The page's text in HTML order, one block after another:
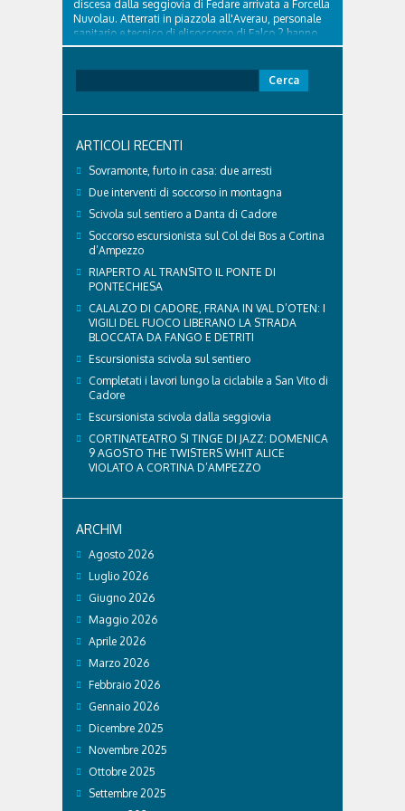
discesa dalla seggiovia di Fedare arrivata a Forcella
Nuvolau. Atterrati in piazzola all'Averau, personale
sanitario e tecnico di elisoccorso di Falco 2 hanno
raggiunto il 74enne di Teolo...
per:
ARTICOLI RECENTI
Sovramonte, furto in casa: due arresti
Due interventi di soccorso in montagna
Scivola sul sentiero a Danta di Cadore
Soccorso escursionista sul Col dei Bos a Cortina
d’Ampezzo
RIAPERTO AL TRANSITO IL PONTE DI
PONTECHIESA
CALALZO DI CADORE, FRANA IN VAL D’OTEN: I
VIGILI DEL FUOCO LIBERANO LA STRADA
BLOCCATA DA FANGO E DETRITI
Escursionista scivola sul sentiero
Completati i lavori lungo la ciclabile a San Vito di
Cadore
Escursionista scivola dalla seggiovia
CORTINATEATRO SI TINGE DI JAZZ: DOMENICA
9 AGOSTO THE TWISTERS WHIT ALICE
VIOLATO A CORTINA D’AMPEZZO
ARCHIVI
Agosto 2026
Luglio 2026
Giugno 2026
Maggio 2026
Aprile 2026
Marzo 2026
Febbraio 2026
Gennaio 2026
Dicembre 2025
Novembre 2025
Ottobre 2025
Settembre 2025